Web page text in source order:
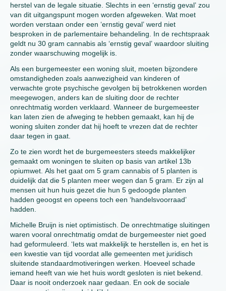
herstel van de legale situatie. Slechts in een ‘ernstig geval’ zou
van dit uitgangspunt mogen worden afgeweken. Wat moet
worden verstaan onder een ‘ernstig geval’ werd niet
besproken in de parlementaire behandeling. In de rechtspraak
geldt nu 30 gram cannabis als ‘ernstig geval’ waardoor sluiting
zonder waarschuwing mogelijk is.
Als een burgemeester een woning sluit, moeten bijzondere
omstandigheden zoals aanwezigheid van kinderen of
verwachte grote psychische gevolgen bij betrokkenen worden
meegewogen, anders kan de sluiting door de rechter
onrechtmatig worden verklaard. Wanneer de burgemeester
kan laten zien de afweging te hebben gemaakt, kan hij de
woning sluiten zonder dat hij hoeft te vrezen dat de rechter
daar tegen in gaat.
Zo te zien wordt het de burgemeesters steeds makkelijker
gemaakt om woningen te sluiten op basis van artikel 13b
opiumwet. Als het gaat om 5 gram cannabis of 5 planten is
duidelijk dat die 5 planten meer wegen dan 5 gram. Er zijn al
mensen uit hun huis gezet die hun 5 gedoogde planten
hadden geoogst en opeens toch een ‘handelsvoorraad’
hadden.
Michelle Bruijn is niet optimistisch. De onrechtmatige sluitingen
waren vooral onrechtmatig omdat de burgemeester niet goed
had geformuleerd. ‘Iets wat makkelijk te herstellen is, en het is
een kwestie van tijd voordat alle gemeenten met juridisch
sluitende standaardmotiveringen werken. Hoeveel schade
iemand heeft van wie het huis wordt gesloten is niet bekend.
Daar is nooit onderzoek naar gedaan. En ook de sociale